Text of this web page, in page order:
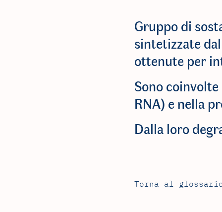
Gruppo di
sintetizzate
ottenute per
Sono
RNA) e nella
Dalla loro
Torna al